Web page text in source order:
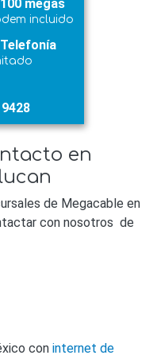
100 megas
incluido
Telefonía
en
de Megacable en
con nosotros de
con internet de